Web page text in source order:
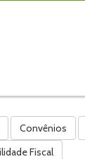
Convênios
Fiscal